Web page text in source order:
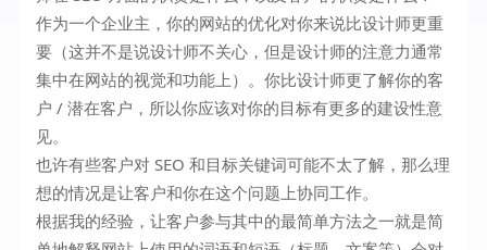
作为一个企业主，你的网站的优化对你来说比设计师更重
要（这并不是说设计师不关心，但是设计师的注意力通常
集中在网站的视觉和功能上）。你比设计师更了解你的客
户 / 潜在客户，所以你应该对你的目标有更多的建设性意
见。
也许有些客户对 SEO 和目标关键词可能不太了解，那么理
想的情况是让客户和你在这个问题上协同工作。
根据我的经验，让客户参与其中的最简单方法之一就是简